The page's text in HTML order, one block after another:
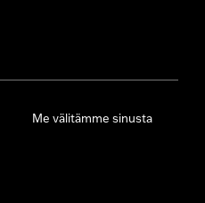
Me välitämme sinusta